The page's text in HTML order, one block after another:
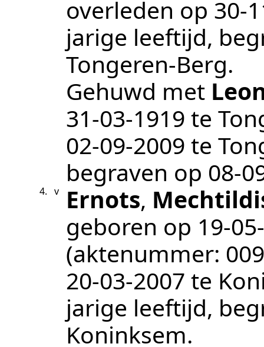
overleden op
jarige leeftijd,
Tongeren-Berg.
Gehuwd met
31‑03‑1919 te
02‑09‑2009 te
begraven op
4. v Ernots,
geboren op
(aktenummer: 009
20‑03‑2007 te
jarige leeftijd,
Koninksem.